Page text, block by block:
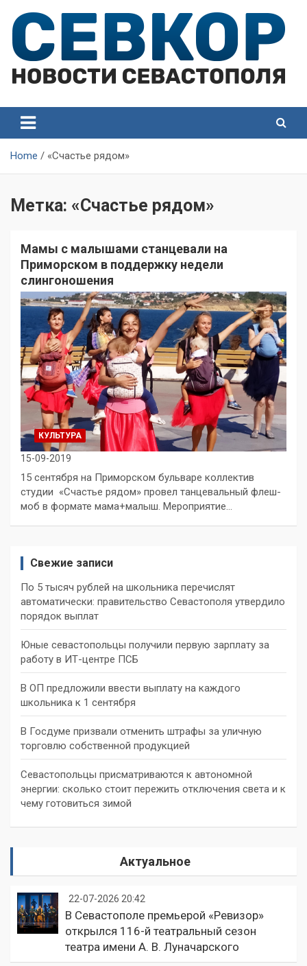
content
Севастополя
Севастополя
Home «Счастье рядом»
Метка: «Счастье рядом»
Мамы с малышами станцевали на
Приморском в поддержку недели
слингоношения
КУЛЬТУРА
15-09-2019
15 сентября на Приморском бульваре коллектив
студии «Счастье рядом» провел танцевальный флеш-
моб в формате мама+малыш. Мероприятие…
Свежие записи
По 5 тысяч рублей на школьника перечислят
автоматически: правительство Севастополя утвердило
порядок выплат
Юные севастопольцы получили первую зарплату за
работу в ИТ-центре ПСБ
В ОП предложили ввести выплату на каждого
школьника к 1 сентября
В Госдуме призвали отменить штрафы за уличную
торговлю собственной продукцией
Севастопольцы присматриваются к автономной
энергии: сколько стоит пережить отключения света и к
чему готовиться зимой
Актуальное
22-07-2026 20:42
В Севастополе премьерой «Ревизор»
открылся 116-й театральный сезон
театра имени А. В. Луначарского